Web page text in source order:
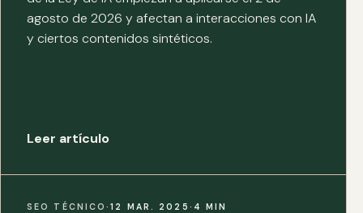
agosto de 2026 y afectan a interacciones con IA
y ciertos contenidos sintéticos.
Leer artículo
SEO TÉCNICO·12 MAR. 2025 · 4 MIN